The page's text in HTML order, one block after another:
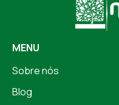
MENU
Sobre nós
Blog